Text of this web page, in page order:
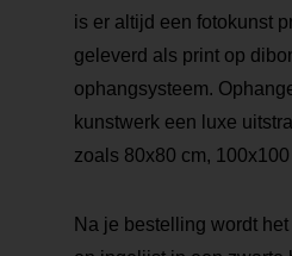
is er altijd een fotokunst
geleverd als print op
ophangsysteem.
kunstwerk een luxe
zoals 80x80 cm,
Na je bestelling wordt